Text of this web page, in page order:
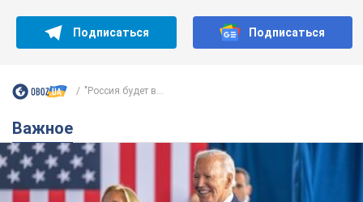
Подписаться Подписаться
"Россия будет в...
Важное